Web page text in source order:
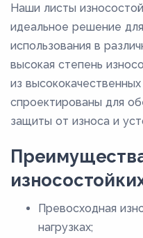
Наши листы
идеальное решение
использования в
высокая степень
из
спроектированы для
защиты от износа и
Превосходная
нагрузках;